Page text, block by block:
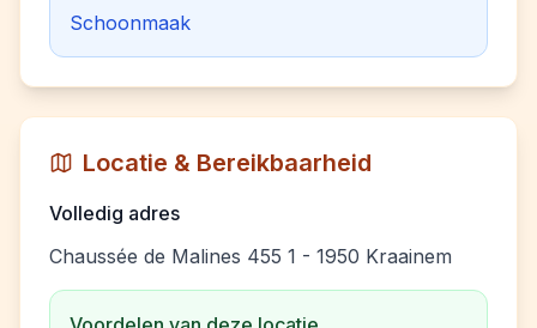
Schoonmaak
Locatie & Bereikbaarheid
Volledig adres
Chaussée de Malines 455 1 - 1950 Kraainem